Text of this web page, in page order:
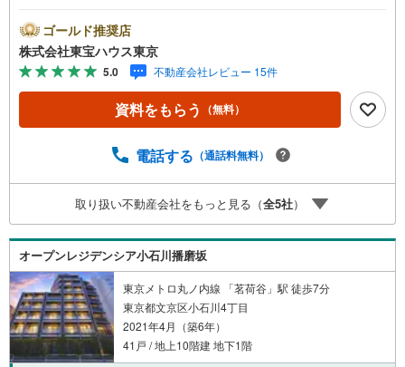
ayボーナスライトがもらえる「Yahoo！ 不動産 物件ご成約
キャンペーン」の対象になります。「資料をもらう」「見
学予約をする」ボタンからお問い合わせください。※必ずY
ahoo！ JAPAN IDでログインしてください。※PayPayボー
ナスライトは出金と譲渡はできません。ご案内・詳細な資
料のご請求はお気軽にどうぞ♪お電話でのお問い合わせも
ゴールド推奨店
株式会社東宝ハウス東京
5.0 不動産会社レビュー 15件
資料をもらう （無料）
電話する （通話料無料）
取り扱い不動産会社をもっと見る（全5社）
オープンレジデンシア小石川播磨坂
東京メトロ丸ノ内線 「茗荷谷」駅 徒歩7分
東京都文京区小石川4丁目
2021年4月（築6年）
41戸 / 地上10階建 地下1階